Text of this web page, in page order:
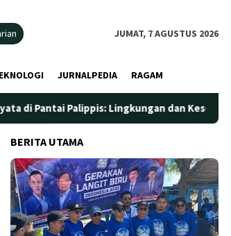
JUMAT, 7 AGUSTUS 2026
JURNALPEDIA RAGAM
Lingkungan dan Kesehatan Jadi Prioritas
BERITA UTAMA